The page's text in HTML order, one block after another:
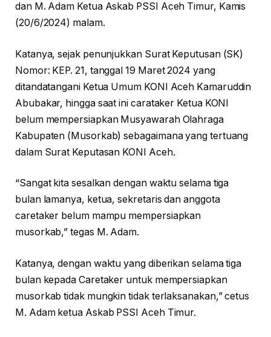
dan M. Adam Ketua Askab PSSI Aceh Timur, Kamis
(20/6/2024) malam.
Katanya, sejak penunjukkan Surat Keputusan (SK)
Nomor: KEP. 21, tanggal 19 Maret 2024 yang
ditandatangani Ketua Umum KONI Aceh Kamaruddin
Abubakar, hingga saat ini carataker Ketua KONI
belum mempersiapkan Musyawarah Olahraga
Kabupaten (Musorkab) sebagaimana yang tertuang
dalam Surat Keputasan KONI Aceh.
“Sangat kita sesalkan dengan waktu selama tiga
bulan lamanya, ketua, sekretaris dan anggota
caretaker belum mampu mempersiapkan
musorkab,” tegas M. Adam.
Katanya, dengan waktu yang diberikan selama tiga
bulan kepada Caretaker untuk mempersiapkan
musorkab tidak mungkin tidak terlaksanakan,” cetus
M. Adam ketua Askab PSSI Aceh Timur.